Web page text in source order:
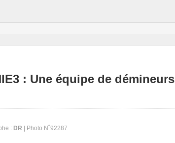
: Une équipe de démineurs
: DR | Photo N˚92287